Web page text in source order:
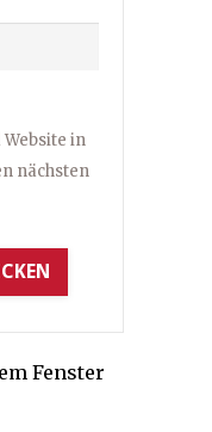
in
nächsten
Fenster